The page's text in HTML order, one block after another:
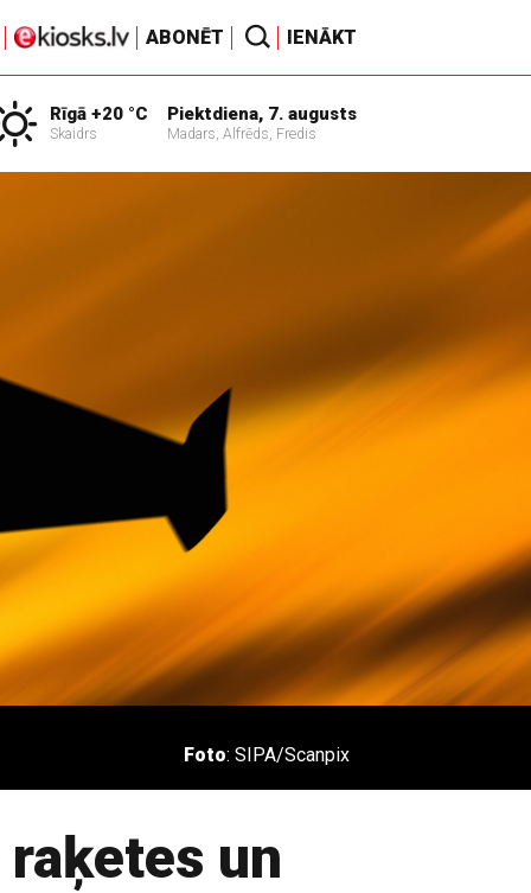
ABONĒT IENĀKT
Rīgā +20 °C
Skaidrs
Piektdiena, 7. augusts
Madars, Alfrēds, Fredis
Foto: SIPA/Scanpix
un